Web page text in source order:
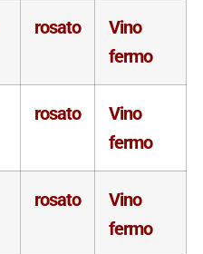
rosato
Vino
fermo
rosato
Vino
fermo
rosato
Vino
fermo